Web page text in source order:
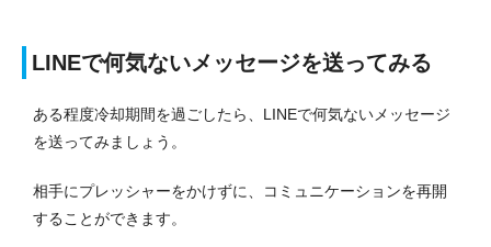
LINEで何気ないメッセージを送ってみる
ある程度冷却期間を過ごしたら、LINEで何気ないメッセージ
を送ってみましょう。
相手にプレッシャーをかけずに、コミュニケーションを再開
することができます。